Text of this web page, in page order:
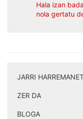
Hala izan
nola gertatu
JARRI
ZER DA
BLOGA